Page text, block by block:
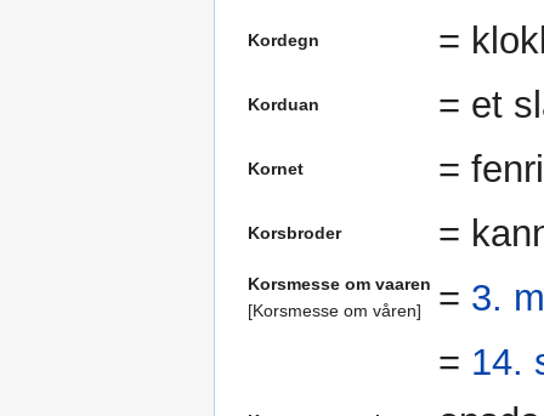
Kordegn =
Korduan = et
Kornet =
Korsbroder =
Korsmesse om vaaren
[Korsmesse om våren]
= 3.
= 14.